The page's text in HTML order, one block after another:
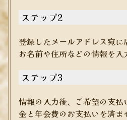
ステップ2
登録したメールアドレス宛に
お名前や住所などの情報を入
ステップ3
情報の入力後、ご希望の支
金と年会費のお支払いを済ま